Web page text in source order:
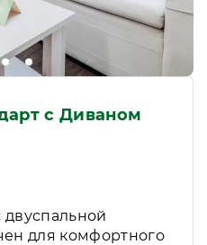
с Диваном
для комфортного